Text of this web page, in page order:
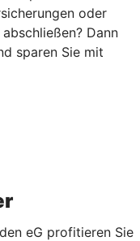
oder
Dann
sparen Sie mit
eG profitieren Sie